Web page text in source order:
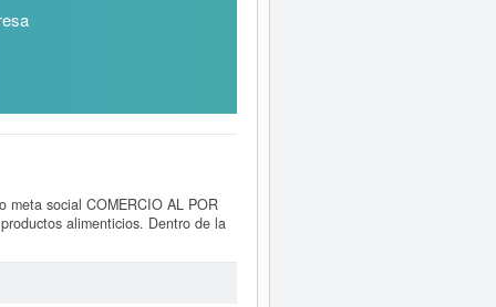
meta social COMERCIO AL POR
alimenticios. Dentro de la
consultas, donde el 05/02/2026
hacer en esta misma página. El